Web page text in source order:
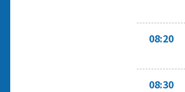
08:20
08:30